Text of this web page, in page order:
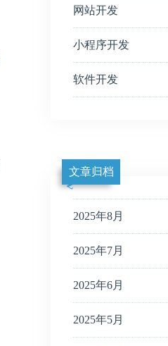
网站开发
小程序开发
软件开发
文章归档
2025年8月
2025年7月
2025年6月
2025年5月